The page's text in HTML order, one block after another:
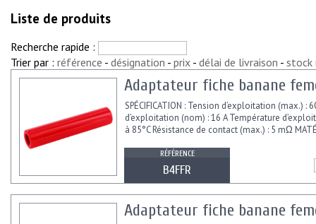
Liste de produits
Trier par : référence - désignation - prix - délai de livraison - stock
Recherche rapide :
Adaptateur fiche banane
SPÉCIFICATION : Tension d’exploitation (max.) :
d’exploitation (nom) : 16 A Température
à 85°C Résistance de contact (max.) : 5 mΩ
RÉFÉRENCE
B4FFR
Adaptateur fiche banane